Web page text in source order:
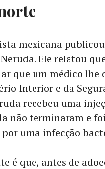
mexicana
Ele relatou
que um médico lhe
Interior e da
recebeu uma
não terminaram e
por uma infecção
é que, antes de